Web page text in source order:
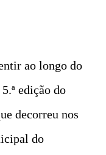
ao longo do
edição do
decorreu nos
do